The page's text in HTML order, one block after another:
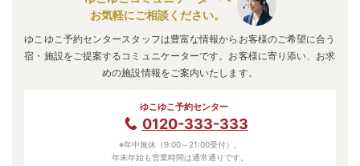
お気軽にご相談ください。
ゆこゆこ予約センタースタッフは豊富な情報からお客様のご希望に合う
宿・施設をご提案するコミュニケーターです。お客様に寄り添い、お求
めの施設情報をご案内いたします。
ゆこゆこ予約センター
0120-333-333
※年中無休（9:00～21:00受付）。
年末年始も営業時間は通常通りです。